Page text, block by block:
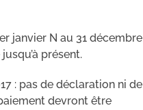
janvier N au 31 décembre
présent.
: pas de déclaration ni de
devront être